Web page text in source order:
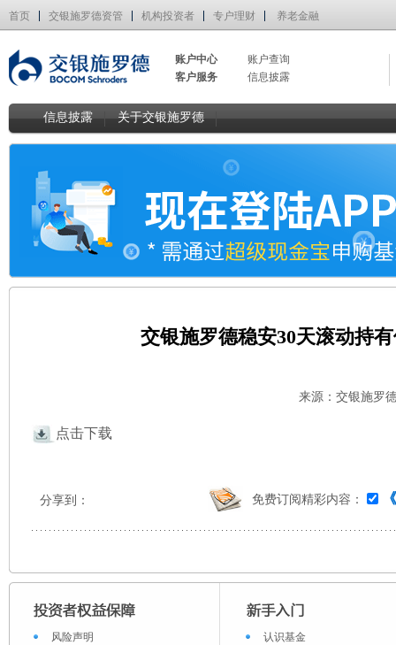
首页 交银施罗德资管 机构投资者 专户理财 养老金融
账户中心
账户查询
客户服务
信息披露
信息披露 关于交银施罗德
交银施罗德稳安30天滚动持
来源：交银施罗
点击下载
分享到： 免费订阅精彩内容：
风险声明
认识基金